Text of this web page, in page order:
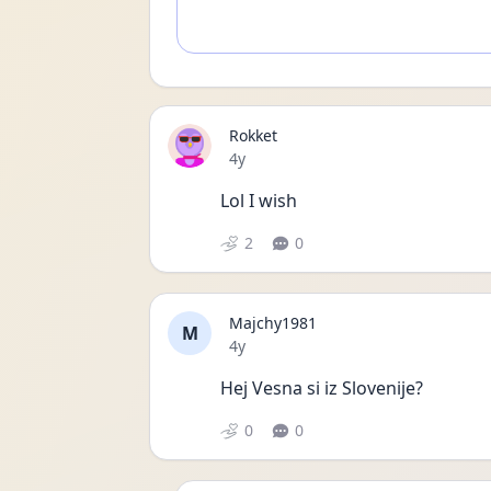
Rokket
Date posted
4y
Lol I wish
2 0
M
Majchy1981
Date posted
4y
Hej Vesna si iz Slovenije?
0 0